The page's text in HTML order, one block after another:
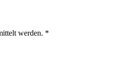
werden. *